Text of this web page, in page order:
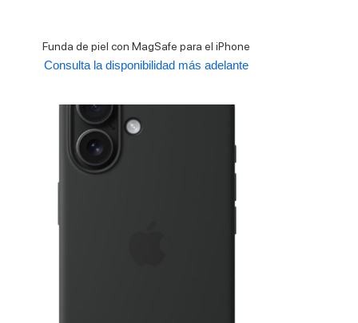
Funda de piel con MagSafe para el iPhone
Consulta la disponibilidad más adelante